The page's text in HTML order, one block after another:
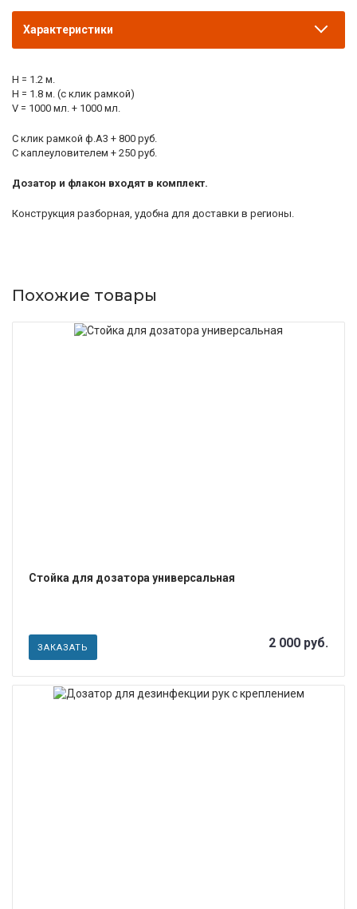
Характеристики
H = 1.2 м.
H = 1.8 м. (с клик рамкой)
V = 1000 мл. + 1000 мл.
С клик рамкой ф.А3 + 800 руб.
С каплеуловителем + 250 руб.
Дозатор и флакон входят в комплект.
Конструкция разборная, удобна для доставки в регионы.
Похожие товары
Стойка для дозатора универсальная
ЗАКАЗАТЬ 2 000 руб.